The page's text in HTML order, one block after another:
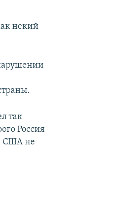
некий
так
Россия
США не